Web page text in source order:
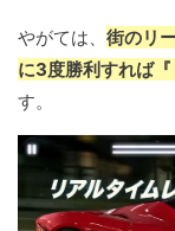
やがては、 街のリ
に3度勝利すれば
す。